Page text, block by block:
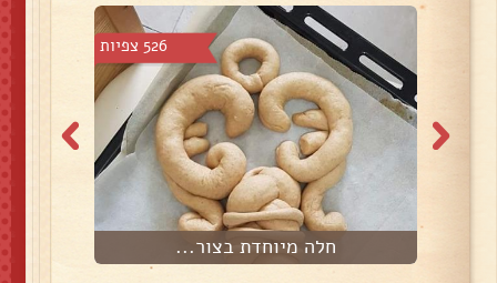
526 צפיות
חלה מיוחדת בצור...